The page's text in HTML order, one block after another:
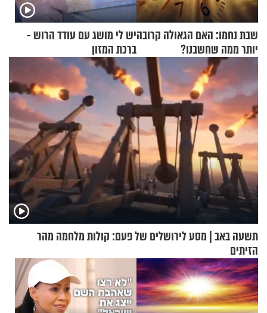
שבת נחמו: האם הגאולה קרובה
יותר ממה שחשבנו?
יש לי מושג עם עודד הרוש -
ברכת המזון
תשעה באב | מסע לירושלים של פעם: קולות מלחמה מהר
הזיתים